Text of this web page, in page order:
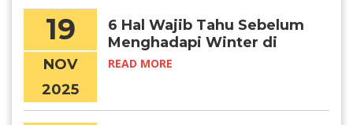
19
NOV
2025
6 Hal Wajib Tahu Sebelum
Menghadapi Winter di
Korea
READ MORE